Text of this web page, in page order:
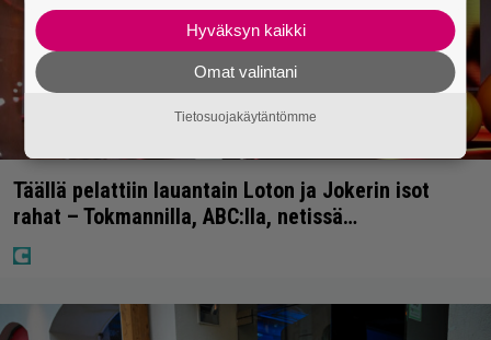
Täällä pelattiin lauantain Loton ja Jokerin isot
rahat – Tokmannilla, ABC:lla, netissä…
Hyväksyn kaikki
Omat valintani
Tietosuojakäytäntömme